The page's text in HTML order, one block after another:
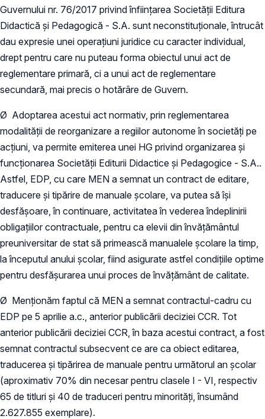
Guvernului nr. 76/2017 privind înfiinţarea Societăţii Editura
Didactică şi Pedagogică - S.A. sunt neconstituționale, întrucât
dau expresie unei operaţiuni juridice cu caracter individual,
drept pentru care nu puteau forma obiectul unui act de
reglementare primară, ci a unui act de reglementare
secundară, mai precis o hotărâre de Guvern.
Ø Adoptarea acestui act normativ, prin reglementarea
modalității de reorganizare a regiilor autonome în societăți pe
acțiuni, va permite emiterea unei HG privind organizarea și
funcționarea Societății Editurii Didactice și Pedagogice - S.A..
Astfel, EDP, cu care MEN a semnat un contract de editare,
traducere și tipărire de manuale școlare, va putea să își
desfășoare, în continuare, activitatea în vederea îndeplinirii
obligațiilor contractuale, pentru ca elevii din învățământul
preuniversitar de stat să primească manualele școlare la timp,
la începutul anului școlar, fiind asigurate astfel condițiile optime
pentru desfășurarea unui proces de învățământ de calitate.
Ø Menționăm faptul că MEN a semnat contractul-cadru cu
EDP pe 5 aprilie a.c., anterior publicării deciziei CCR. Tot
anterior publicării deciziei CCR, în baza acestui contract, a fost
semnat contractul subsecvent ce are ca obiect editarea,
traducerea și tipărirea de manuale pentru următorul an școlar
(aproximativ 70% din necesar pentru clasele I - VI, respectiv
65 de titluri și 40 de traduceri pentru minorități, însumând
2.627.855 exemplare).